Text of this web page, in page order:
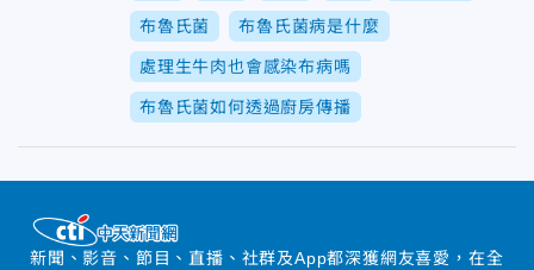
布魯氏菌 布魯氏菌病是什麼
處理生牛肉也會感染布病嗎
布魯氏菌如何透過廚房傳播
新聞、影音、節目、直播、社群及App都深獲網友喜愛，在全